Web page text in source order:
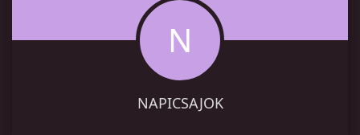
N
NAPICSAJOK